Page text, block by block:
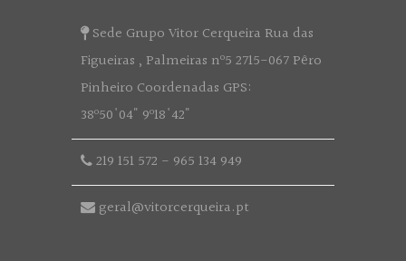
Sede Grupo Vitor Cerqueira Rua das
Figueiras , Palmeiras nº5 2715-067 Pêro
Pinheiro Coordenadas GPS:
38º50'04" 9º18'42"
219 151 572 - 965 134 949
geral@vitorcerqueira.pt